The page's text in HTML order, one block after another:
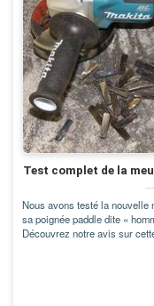
Test complet de la
Nous avons testé la nouvelle
sa poignée paddle dite «
Découvrez notre avis sur